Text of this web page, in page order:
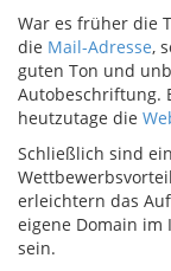
War es früher die
die Mail-Adresse,
guten Ton und
Autobeschriftung.
heutzutage die
Schließlich sind
erleichtern das
eigene Domain
sein.